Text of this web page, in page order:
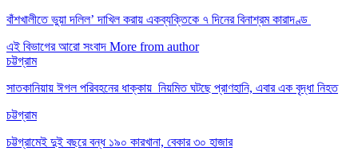
বাঁশখালীতে ভুয়া দলিল’ দাখিল করায় একব্যক্তিকে ৭ দিনের বিনাশ্রম কারাদণ্ড
এই বিভাগের আরো সংবাদ More from author
চট্টগ্রাম
সাতকানিয়ায় ঈগল পরিবহনের ধাক্কায় নিয়মিত ঘটছে প্রাণহানি, এবার এক বৃদ্ধা নিহত
চট্টগ্রাম
চট্টগ্রামেই দুই বছরে বন্ধ ১৯০ কারখানা, বেকার ৩০ হাজার